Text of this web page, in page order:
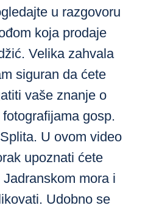
u razgovoru
koja prodaje
Velika zahvala
siguran da ćete
vaše znanje o
gosp.
U ovom video
upoznati ćete
mora i
Udobno se